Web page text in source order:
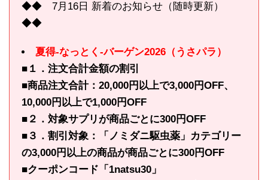
◆◆ 7月16日 新着のお知らせ（随時更新）
◆◆
夏得-なっとく-バーゲン2026（うさパラ）
■１．注文合計金額の割引
■商品注文合計：20,000円以上で3,000円OFF、
10,000円以上で1,000円OFF
■２．対象サプリが商品ごとに300円OFF
■３．割引対象：「ノミダニ駆虫薬」カテゴリー
の3,000円以上の商品が商品ごとに300円OFF
■クーポンコード「1natsu30」